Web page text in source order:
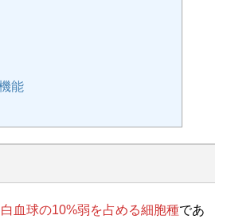
能
血球の10%弱を占める細胞種であ